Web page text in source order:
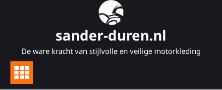
sander-duren.nl
De ware kracht van stijlvolle en veilige motorkleding